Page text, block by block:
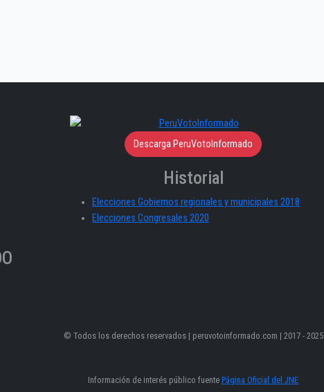
Descarga PeruVotoInformado
Historial
Elecciones Gobiernos regionales y municipales 2018
Elecciones Congresales 2020
© Todos los derechos reservados | peruvotoinformado.com | 2017 - 2025
Información de interés público fuente Página Oficial del JNE